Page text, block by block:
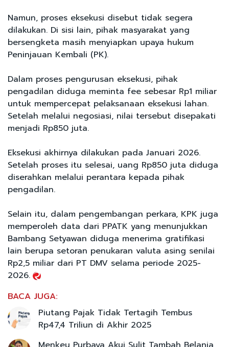
Namun, proses eksekusi disebut tidak segera
dilakukan. Di sisi lain, pihak masyarakat yang
bersengketa masih menyiapkan upaya hukum
Peninjauan Kembali (PK).
Dalam proses pengurusan eksekusi, pihak
pengadilan diduga meminta fee sebesar Rp1 miliar
untuk mempercepat pelaksanaan eksekusi lahan.
Setelah melalui negosiasi, nilai tersebut disepakati
menjadi Rp850 juta.
Eksekusi akhirnya dilakukan pada Januari 2026.
Setelah proses itu selesai, uang Rp850 juta diduga
diserahkan melalui perantara kepada pihak
pengadilan.
Selain itu, dalam pengembangan perkara, KPK juga
memperoleh data dari PPATK yang menunjukkan
Bambang Setyawan diduga menerima gratifikasi
lain berupa setoran penukaran valuta asing senilai
Rp2,5 miliar dari PT DMV selama periode 2025-
2026.
BACA JUGA:
Piutang Pajak Tidak Tertagih Tembus
Rp47,4 Triliun di Akhir 2025